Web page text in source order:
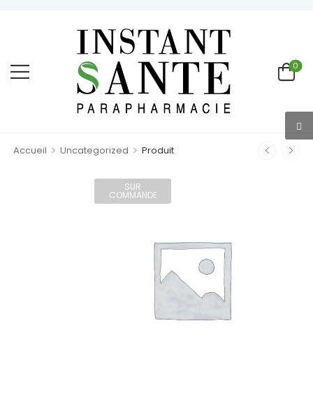
0
Accueil > Uncategorized > Produit
SUR
COMMANDE